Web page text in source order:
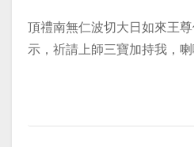
頂禮南無仁波切大日如來王
示，祈請上師三寶加持我，喇